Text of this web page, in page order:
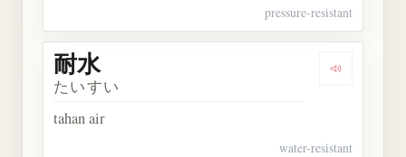
pressure-resistant
Dengarkan
耐水
たいすい
tahan air
water-resistant